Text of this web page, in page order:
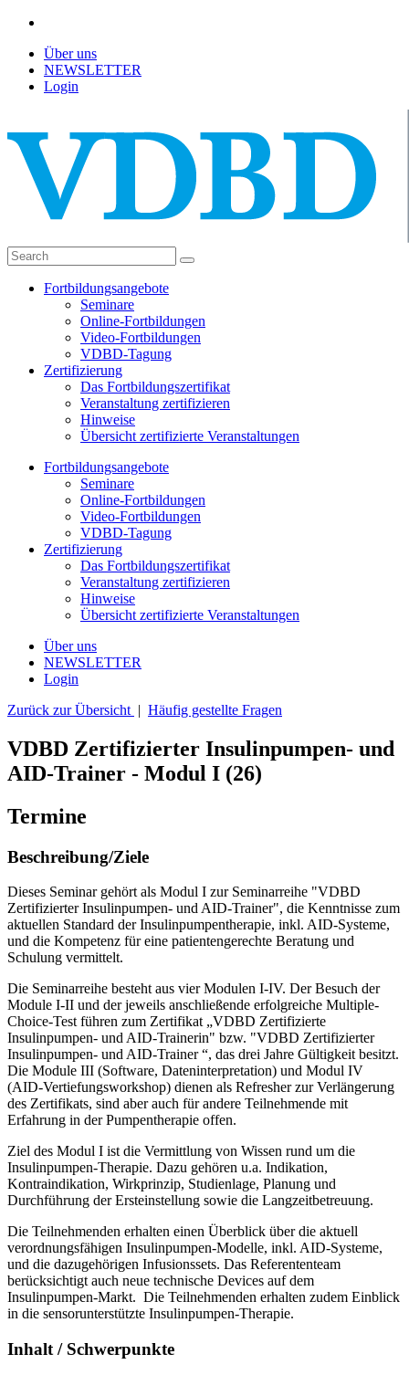
Über uns
NEWSLETTER
Login
Fortbildungsangebote
Seminare
Online-Fortbildungen
Video-Fortbildungen
VDBD-Tagung
Zertifizierung
Das Fortbildungszertifikat
Veranstaltung zertifizieren
Hinweise
Übersicht zertifizierte Veranstaltungen
Fortbildungsangebote
Seminare
Online-Fortbildungen
Video-Fortbildungen
VDBD-Tagung
Zertifizierung
Das Fortbildungszertifikat
Veranstaltung zertifizieren
Hinweise
Übersicht zertifizierte Veranstaltungen
Über uns
NEWSLETTER
Login
Zurück zur Übersicht | Häufig gestellte Fragen
VDBD Zertifizierter Insulinpumpen- und
AID-Trainer - Modul I (26)
Termine
Beschreibung/Ziele
Dieses Seminar gehört als Modul I zur Seminarreihe "VDBD
Zertifizierter Insulinpumpen- und AID-Trainer", die Kenntnisse zum
aktuellen Standard der Insulinpumpentherapie, inkl. AID-Systeme,
und die Kompetenz für eine patientengerechte Beratung und
Schulung vermittelt.
Die Seminarreihe besteht aus vier Modulen I-IV. Der Besuch der
Module I-II und der jeweils anschließende erfolgreiche Multiple-
Choice-Test führen zum Zertifikat „VDBD Zertifizierte
Insulinpumpen- und AID-Trainerin" bzw. "VDBD Zertifizierter
Insulinpumpen- und AID-Trainer “, das drei Jahre Gültigkeit besitzt.
Die Module III (Software, Dateninterpretation) und Modul IV
(AID-Vertiefungsworkshop) dienen als Refresher zur Verlängerung
des Zertifikats, sind aber auch für andere Teilnehmende mit
Erfahrung in der Pumpentherapie offen.
Ziel des Modul I ist die Vermittlung von Wissen rund um die
Insulinpumpen-Therapie. Dazu gehören u.a. Indikation,
Kontraindikation, Wirkprinzip, Studienlage, Planung und
Durchführung der Ersteinstellung sowie die Langzeitbetreuung.
Die Teilnehmenden erhalten einen Überblick über die aktuell
verordnungsfähigen Insulinpumpen-Modelle, inkl. AID-Systeme,
und die dazugehörigen Infusionssets. Das Referententeam
berücksichtigt auch neue technische Devices auf dem
Insulinpumpen-Markt. Die Teilnehmenden erhalten zudem Einblick
in die sensorunterstützte Insulinpumpen-Therapie.
Inhalt / Schwerpunkte